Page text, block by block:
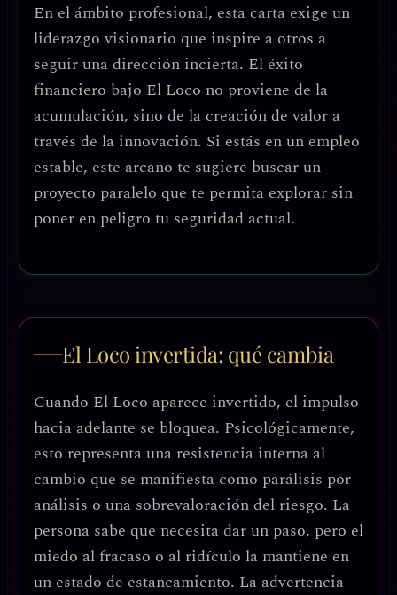
En el ámbito profesional, esta carta exige un
liderazgo visionario que inspire a otros a
seguir una dirección incierta. El éxito
financiero bajo El Loco no proviene de la
acumulación, sino de la creación de valor a
través de la innovación. Si estás en un empleo
estable, este arcano te sugiere buscar un
proyecto paralelo que te permita explorar sin
poner en peligro tu seguridad actual.
El Loco invertida: qué cambia
Cuando El Loco aparece invertido, el impulso
hacia adelante se bloquea. Psicológicamente,
esto representa una resistencia interna al
cambio que se manifiesta como parálisis por
análisis o una sobrevaloración del riesgo. La
persona sabe que necesita dar un paso, pero el
miedo al fracaso o al ridículo la mantiene en
un estado de estancamiento. La advertencia